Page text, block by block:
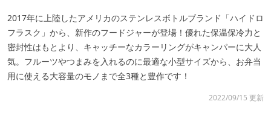
2017年に上陸したアメリカのステンレスボトルブランド「ハイドロ
フラスク」から、新作のフードジャーが登場！優れた保温保冷力と
密封性はもとより、キャッチーなカラーリングがキャンパーに大人
気。フルーツやつまみを入れるのに最適な小型サイズから、お弁当
用に使える大容量のモノまで全3種と豊作です！
2022/09/15 更新